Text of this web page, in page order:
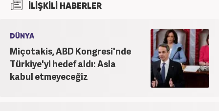
üzerine eğitimler aldı. Haberciliğe "muhabir" olarak
Kariyerine, Haber7'de "editör" olarak devam ediyor.
İLİŞKİLİ HABERLER
DÜNYA
Miçotakis, ABD Kongresi'nde
Türkiye'yi hedef aldı: Asla
kabul etmeyeceğiz